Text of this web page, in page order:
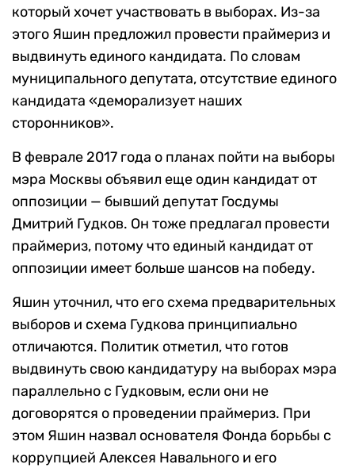
который хочет участвовать в выборах. Из-за
этого Яшин предложил провести праймериз и
выдвинуть единого кандидата. По словам
муниципального депутата, отсутствие единого
кандидата «деморализует наших
сторонников».
В феврале 2017 года о планах пойти на выборы
мэра Москвы объявил еще один кандидат от
оппозиции — бывший депутат Госдумы
Дмитрий Гудков. Он тоже предлагал провести
праймериз, потому что единый кандидат от
оппозиции имеет больше шансов на победу.
Яшин уточнил, что его схема предварительных
выборов и схема Гудкова принципиально
отличаются. Политик отметил, что готов
выдвинуть свою кандидатуру на выборах мэра
параллельно с Гудковым, если они не
договорятся о проведении праймериз. При
этом Яшин назвал основателя Фонда борьбы с
коррупцией Алексея Навального и его